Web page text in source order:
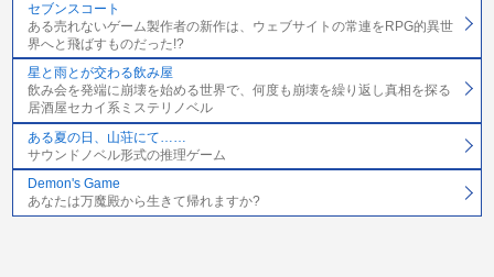
セブンスコート
ある売れないゲーム製作者の新作は、ウェブサイトの常連をRPG的異世
界へと飛ばすものだった!?
星と雨とが交わる飲み屋
飲み会を発端に崩壊を始める世界で、何度も崩壊を繰り返し真相を探る
居酒屋セカイ系ミステリノベル
ある夏の日、山荘にて……
サウンドノベル形式の推理ゲーム
Demon's Game
あなたは万魔殿から生きて帰れますか?